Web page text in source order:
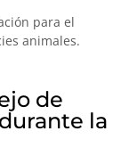
para el
animales.
de
la